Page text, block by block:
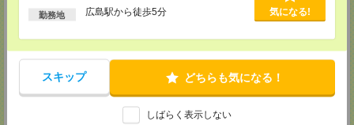
を保証するものではありません。※給
勤務地 広島駅から徒歩5分 気になる!
スキップ どちらも気になる！
しばらく表示しない
TEL：0120-709-707
FAX：0120-709-927
担当：採用担当